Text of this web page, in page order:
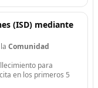
(ISD) mediante
Comunidad
para
en los primeros 5